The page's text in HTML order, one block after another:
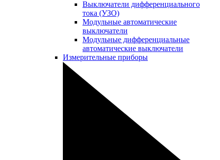
Выключатели дифференциального
тока (УЗО)
Модульные автоматические
выключатели
Модульные дифференциальные
автоматические выключатели
Измерительные приборы